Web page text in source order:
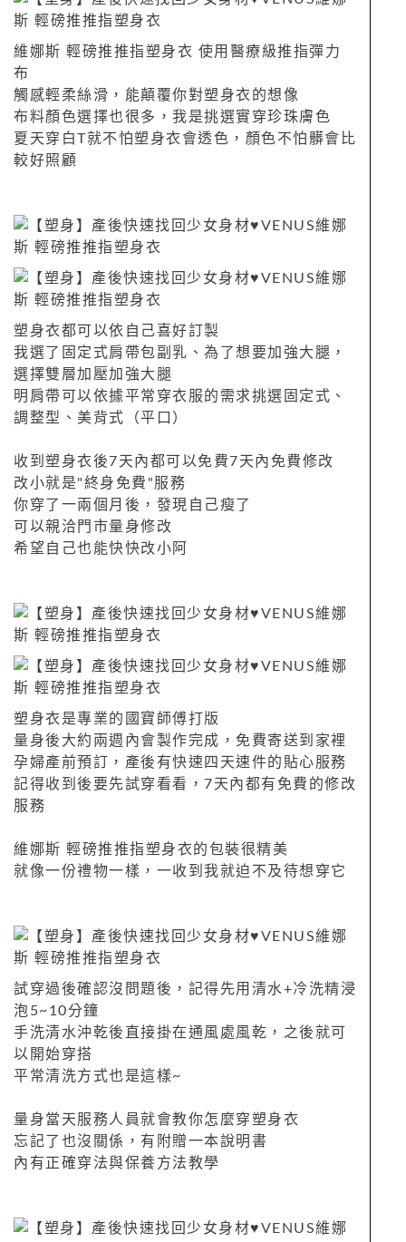
維娜斯 輕磅推推指塑身衣 使用醫療級推指彈力
布
觸感輕柔絲滑，能顛覆你對塑身衣的想像
布料顏色選擇也很多，我是挑選實穿珍珠膚色
夏天穿白T就不怕塑身衣會透色，顏色不怕髒會比
較好照顧
塑身衣都可以依自己喜好訂製
我選了固定式肩帶包副乳、為了想要加強大腿，
選擇雙層加壓加強大腿
明肩帶可以依據平常穿衣服的需求挑選固定式、
調整型、美背式（平口）
收到塑身衣後7天內都可以免費7天內免費修改
改小就是"終身免費"服務
你穿了一兩個月後，發現自己瘦了
可以親洽門市量身修改
希望自己也能快快改小阿
塑身衣是專業的國寶師傅打版
量身後大約兩週內會製作完成，免費寄送到家裡
孕婦產前預訂，產後有快速四天速件的貼心服務
記得收到後要先試穿看看，7天內都有免費的修改
服務
維娜斯 輕磅推推指塑身衣的包裝很精美
就像一份禮物一樣，一收到我就迫不及待想穿它
試穿過後確認沒問題後，記得先用清水+冷洗精浸
泡5~10分鐘
手洗清水沖乾後直接掛在通風處風乾，之後就可
以開始穿搭
平常清洗方式也是這樣~
量身當天服務人員就會教你怎麼穿塑身衣
忘記了也沒關係，有附贈一本說明書
內有正確穿法與保養方法教學